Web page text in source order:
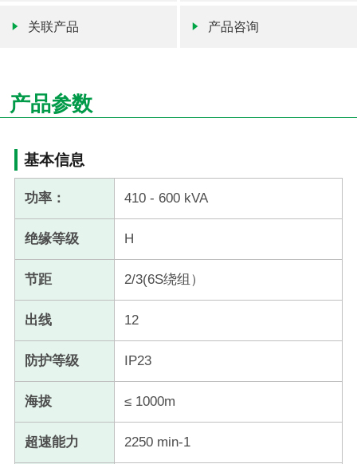
关联产品 产品咨询
产品参数
基本信息
功率： 410 - 600 kVA
绝缘等级 H
节距 2/3(6S绕组）
出线 12
防护等级 IP23
海拔 ≤ 1000m
超速能力 ​2250 min-1